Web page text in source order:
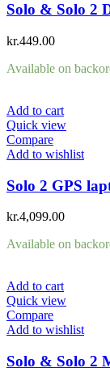
Solo & Solo 2
kr.449.00
Available on
Add to cart
Quick view
Compare
Add to wishlist
Solo 2 GPS
kr.4,099.00
Available on
Add to cart
Quick view
Compare
Add to wishlist
Solo & Solo 2